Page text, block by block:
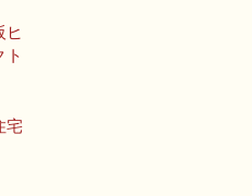
ヒ
ト
宅